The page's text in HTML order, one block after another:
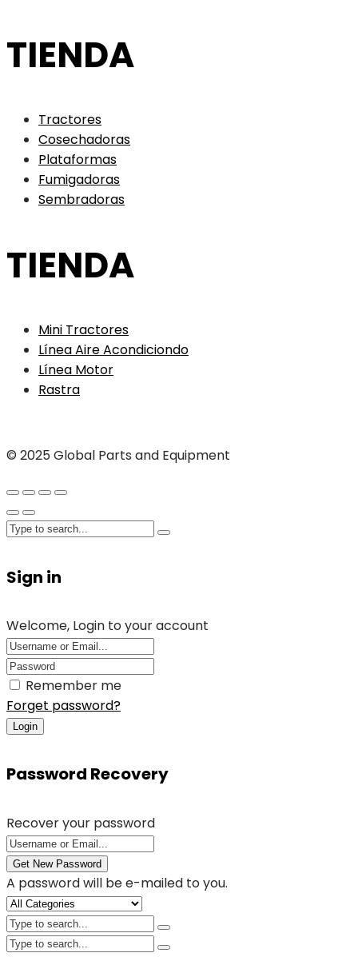
TIENDA
Tractores
Cosechadoras
Plataformas
Fumigadoras
Sembradoras
TIENDA
Mini Tractores
Línea Aire Acondiciondo
Línea Motor
Rastra
© 2025 Global Parts and Equipment
Sign in
Welcome, Login to your account
Remember me
Forget password?
Login
Password Recovery
Recover your password
Get New Password
A password will be e-mailed to you.